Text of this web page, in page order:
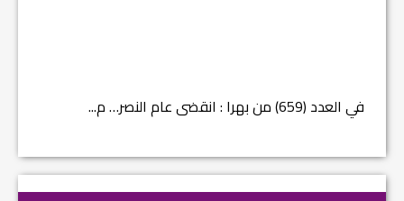
في العدد (659) من بهرا : انقضى عام النصر… م...